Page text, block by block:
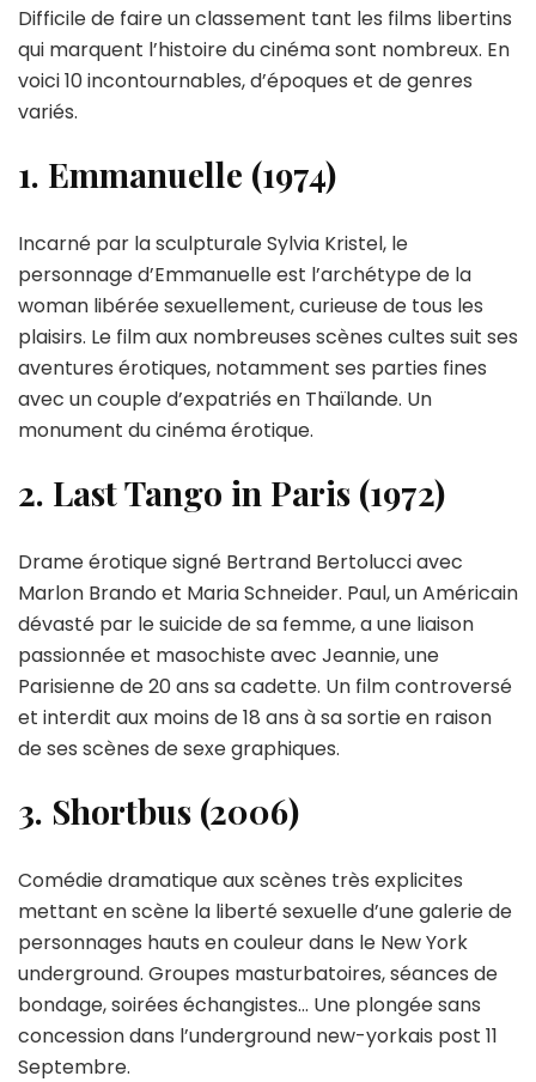
Difficile de faire un classement tant les films libertins
qui marquent l’histoire du cinéma sont nombreux. En
voici 10 incontournables, d’époques et de genres
variés.
1. Emmanuelle (1974)
Incarné par la sculpturale Sylvia Kristel, le
personnage d’Emmanuelle est l’archétype de la
woman libérée sexuellement, curieuse de tous les
plaisirs. Le film aux nombreuses scènes cultes suit ses
aventures érotiques, notamment ses parties fines
avec un couple d’expatriés en Thaïlande. Un
monument du cinéma érotique.
2. Last Tango in Paris (1972)
Drame érotique signé Bertrand Bertolucci avec
Marlon Brando et Maria Schneider. Paul, un Américain
dévasté par le suicide de sa femme, a une liaison
passionnée et masochiste avec Jeannie, une
Parisienne de 20 ans sa cadette. Un film controversé
et interdit aux moins de 18 ans à sa sortie en raison
de ses scènes de sexe graphiques.
3. Shortbus (2006)
Comédie dramatique aux scènes très explicites
mettant en scène la liberté sexuelle d’une galerie de
personnages hauts en couleur dans le New York
underground. Groupes masturbatoires, séances de
bondage, soirées échangistes… Une plongée sans
concession dans l’underground new-yorkais post 11
Septembre.